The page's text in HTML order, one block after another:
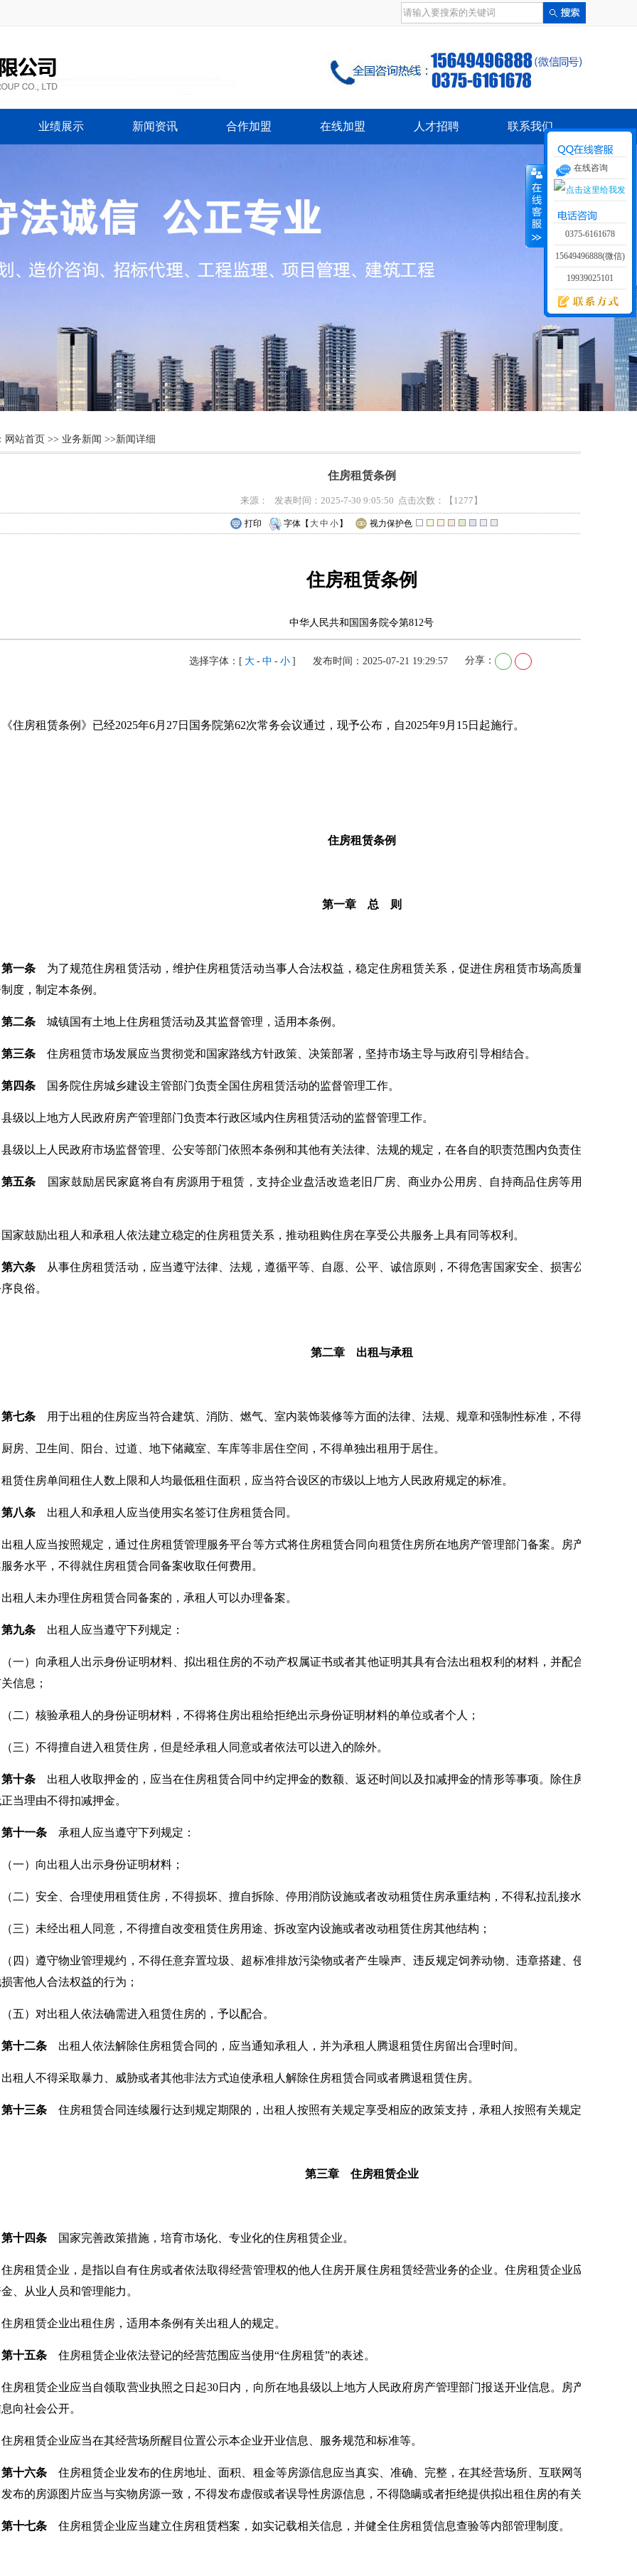
业绩展示 新闻资讯 合作加盟 在线加盟 人才招聘 联系我们
网站首页 >> 业务新闻 >>新闻详细
住房租赁条例
来源： 发表时间：2025-7-30 9:05:50 点击次数： 【1277】
打印 字体【 大中 小 】 视力保护色
住房租赁条例
中华人民共和国国务院令第812号
选择字体：[ 大 - 中 - 小 ] 发布时间：2025-07-21 19:29:57 分享：
《住房租赁条例》已经2025年6月27日国务院第62次常务会议通过，现予公布，自2025年9月15日起施行。
住房租赁条例
第一章 总 则
第一条为了规范住房租赁活动，维护住房租赁活动当事人合法权益，稳定住房租赁关系，促进住房租赁市场高质量发展，推
度，制定本条例。
第二条城镇国有土地上住房租赁活动及其监督管理，适用本条例。
第三条住房租赁市场发展应当贯彻党和国家路线方针政策、决策部署，坚持市场主导与政府引导相结合。
第四条国务院住房城乡建设主管部门负责全国住房租赁活动的监督管理工作。
县级以上地方人民政府房产管理部门负责本行政区域内住房租赁活动的监督管理工作。
县级以上人民政府市场监督管理、公安等部门依照本条例和其他有关法律、法规的规定，在各自的职责范围内负责住房租赁活
第五条 国家鼓励居民家庭将自有房源用于租赁，支持企业盘活改造老旧厂房、商业办公用房、自持商品住房等用于租赁，
国家鼓励出租人和承租人依法建立稳定的住房租赁关系，推动租购住房在享受公共服务上具有同等权利。
第六条从事住房租赁活动，应当遵守法律、法规，遵循平等、自愿、公平、诚信原则，不得危害国家安全、损害公共利益和
良俗。
第二章 出租与承租
第七条用于出租的住房应当符合建筑、消防、燃气、室内装饰装修等方面的法律、法规、规章和强制性标准，不得危及人身
厨房、卫生间、阳台、过道、地下储藏室、车库等非居住空间，不得单独出租用于居住。
租赁住房单间租住人数上限和人均最低租住面积，应当符合设区的市级以上地方人民政府规定的标准。
第八条出租人和承租人应当使用实名签订住房租赁合同。
出租人应当按照规定，通过住房租赁管理服务平台等方式将住房租赁合同向租赁住房所在地房产管理部门备案。房产管理部门
务水平，不得就住房租赁合同备案收取任何费用。
出租人未办理住房租赁合同备案的，承租人可以办理备案。
第九条出租人应当遵守下列规定：
（一）向承租人出示身份证明材料、拟出租住房的不动产权属证书或者其他证明其具有合法出租权利的材料，并配合承租人依
信息；
（二）核验承租人的身份证明材料，不得将住房出租给拒绝出示身份证明材料的单位或者个人；
（三）不得擅自进入租赁住房，但是经承租人同意或者依法可以进入的除外。
第十条出租人收取押金的，应当在住房租赁合同中约定押金的数额、返还时间以及扣减押金的情形等事项。除住房租赁合同
当理由不得扣减押金。
第十一条承租人应当遵守下列规定：
（一）向出租人出示身份证明材料；
（二）安全、合理使用租赁住房，不得损坏、擅自拆除、停用消防设施或者改动租赁住房承重结构，不得私拉乱接水、电、燃
（三）未经出租人同意，不得擅自改变租赁住房用途、拆改室内设施或者改动租赁住房其他结构；
（四）遵守物业管理规约，不得任意弃置垃圾、超标准排放污染物或者产生噪声、违反规定饲养动物、违章搭建、侵占公共通
害他人合法权益的行为；
（五）对出租人依法确需进入租赁住房的，予以配合。
第十二条出租人依法解除住房租赁合同的，应当通知承租人，并为承租人腾退租赁住房留出合理时间。
出租人不得采取暴力、威胁或者其他非法方式迫使承租人解除住房租赁合同或者腾退租赁住房。
第十三条住房租赁合同连续履行达到规定期限的，出租人按照有关规定享受相应的政策支持，承租人按照有关规定享受相应
第三章 住房租赁企业
第十四条国家完善政策措施，培育市场化、专业化的住房租赁企业。
住房租赁企业，是指以自有住房或者依法取得经营管理权的他人住房开展住房租赁经营业务的企业。住房租赁企业应当具备与
、从业人员和管理能力。
住房租赁企业出租住房，适用本条例有关出租人的规定。
第十五条住房租赁企业依法登记的经营范围应当使用“住房租赁”的表述。
住房租赁企业应当自领取营业执照之日起30日内，向所在地县级以上地方人民政府房产管理部门报送开业信息。房产管理部门
向社会公开。
住房租赁企业应当在其经营场所醒目位置公示本企业开业信息、服务规范和标准等。
第十六条住房租赁企业发布的住房地址、面积、租金等房源信息应当真实、准确、完整，在其经营场所、互联网等不同渠道
布的房源图片应当与实物房源一致，不得发布虚假或者误导性房源信息，不得隐瞒或者拒绝提供拟出租住房的有关重要信息
第十七条住房租赁企业应当建立住房租赁档案，如实记载相关信息，并健全住房租赁信息查验等内部管理制度。
在线咨询
0375-6161678
15649496888(微信)
19939025101